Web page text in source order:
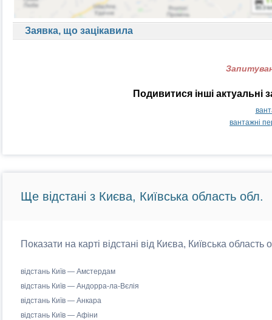
Заявка, що зацікавила
Подивитися інші
вантажні
Ще відстані з Києва, Київська область обл.
Показати на карті відстані від Києва, Київська
відстань Київ — Амстердам
відстань Київ — Андорра-ла-Вєлія
відстань Київ — Анкара
відстань Київ — Афіни